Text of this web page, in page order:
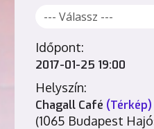
Időpont:
2017-01-25 19:00
Helyszín:
Chagall Café (Térkép)
(1065 Budapest